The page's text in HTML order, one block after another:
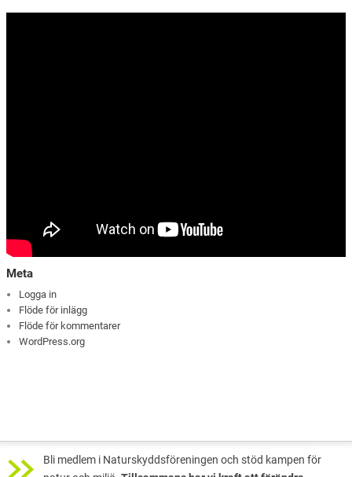
Meta
Logga in
Flöde för inlägg
Flöde för kommentarer
WordPress.org
Bli medlem i Naturskyddsföreningen och stöd kampen för